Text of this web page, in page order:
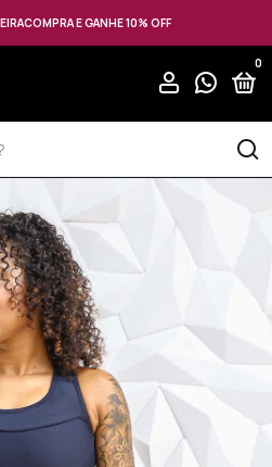
E GANHE 10% OFF
0